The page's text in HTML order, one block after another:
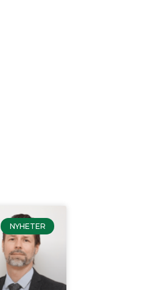
NYHETER